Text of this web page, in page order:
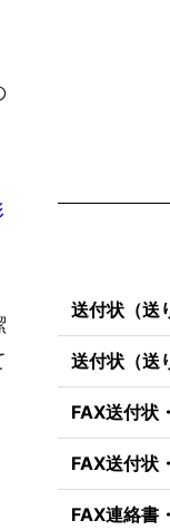
送付状（送
送付状（送
FAX送付状
FAX送付状
FAX連絡書